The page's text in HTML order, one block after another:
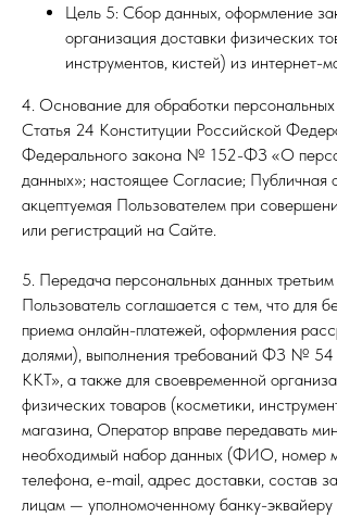
Цель 5: Сбор данных, оформление
организация доставки физических
инструментов, кистей) из интернет-
4. Основание для обработки
Статья 24 Конституции Российской
Федерального закона № 152-ФЗ «О
данных»; настоящее Согласие; Публичная
акцептуемая Пользователем при
или регистраций на Сайте.
5. Передача персональных данных
Пользователь соглашается с тем, что для
приема онлайн-платежей, оформления
долями), выполнения требований ФЗ №
ККТ», а также для своевременной
физических товаров (косметики,
магазина, Оператор вправе передавать
необходимый набор данных (ФИО, номер
телефона, e-mail, адрес доставки, состав
лицам — уполномоченному банку-эквайеру